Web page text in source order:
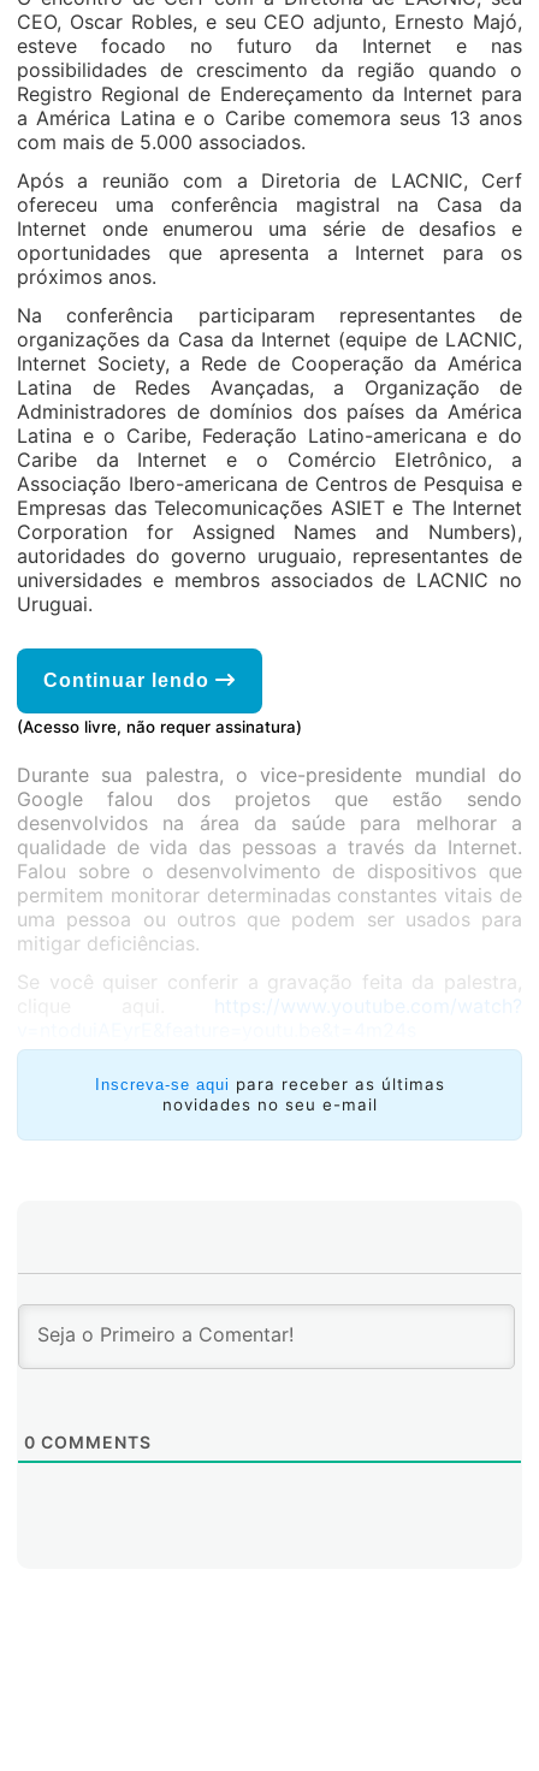
CEO, Oscar Robles, e seu CEO adjunto, Ernesto Majó,
esteve focado no futuro da Internet e nas
possibilidades de crescimento da região quando o
Registro Regional de Endereçamento da Internet para
a América Latina e o Caribe comemora seus 13 anos
com mais de 5.000 associados.
Após a reunião com a Diretoria de LACNIC, Cerf
ofereceu uma conferência magistral na Casa da
Internet onde enumerou uma série de desafios e
oportunidades que apresenta a Internet para os
próximos anos.
Na conferência participaram representantes de
organizações da Casa da Internet (equipe de LACNIC,
Internet Society, a Rede de Cooperação da América
Latina de Redes Avançadas, a Organização de
Administradores de domínios dos países da América
Latina e o Caribe, Federação Latino-americana e do
Caribe da Internet e o Comércio Eletrônico, a
Associação Ibero-americana de Centros de Pesquisa e
Empresas das Telecomunicações ASIET e The Internet
Corporation for Assigned Names and Numbers),
autoridades do governo uruguaio, representantes de
universidades e membros associados de LACNIC no
Uruguai.
Continuar lendo
(Acesso livre, não requer assinatura)
Durante sua palestra, o vice-presidente mundial do
Google falou dos projetos que estão sendo
desenvolvidos na área da saúde para melhorar a
qualidade de vida das pessoas a través da Internet.
Falou sobre o desenvolvimento de dispositivos que
permitem monitorar determinadas constantes vitais de
uma pessoa ou outros que podem ser usados para
mitigar deficiências.
Se você quiser conferir a gravação feita da palestra,
https://www.youtube.com/watch?
Inscreva-se aqui para receber as últimas
novidades no seu e-mail
0 COMMENTS